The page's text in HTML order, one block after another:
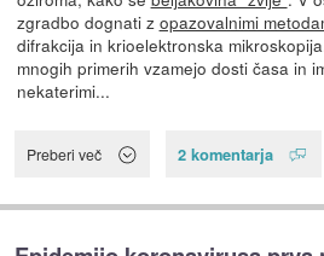
zgradbo dognati z opazovalnimi
difrakcija in krioelektronska
mnogih primerih vzamejo dosti časa in
nekaterimi...
Preberi več 2 komentarja